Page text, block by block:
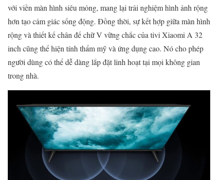
với viền màn hình siêu mỏng, mang lại trải nghiệm hình ảnh rộng
hơn tạo cảm giác sống động. Đồng thời, sự kết hợp giữa màn hình
rộng và thiết kế chân đế chữ V vững chắc của tivi Xiaomi A 32
inch cũng thể hiện tính thẩm mỹ và ứng dụng cao. Nó cho phép
người dùng có thể dễ dàng lắp đặt linh hoạt tại mọi không gian
trong nhà.